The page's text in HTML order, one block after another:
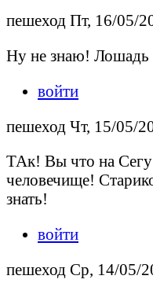
пешеход Пт, 16/05/
Ну не знаю! Лошадь
войти
пешеход Чт, 15/05/
ТАк! Вы что на Сегу
человечище!
знать!
войти
пешеход Ср, 14/05/